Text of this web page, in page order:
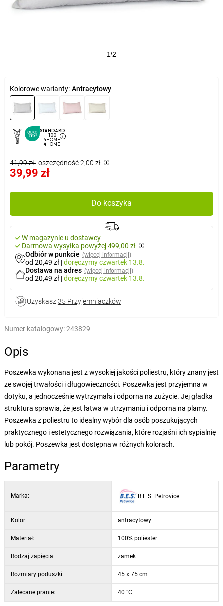
1/2
Kolorowe warianty: Antracytowy
STANDARD
100
4HOME
4HOME
41,99 zł oszczędność 2,00 zł
39,99 zł
Do koszyka
W magazynie u dostawcy
Darmowa wysyłka powyżej 499,00 zł
Odbiór w punkcie (więcej informacji)
od 20,49 zł |doręczymyczwartek 13.8.
Dostawa na adres (więcej informacji)
od 20,49 zł |doręczymyczwartek 13.8.
Uzyskasz 35 Przyjemniaczków
Numer katalogowy:243829
Opis
Poszewka wykonana jest z wysokiej jakości poliestru, który znany jest
ze swojej trwałości i długowieczności. Poszewka jest przyjemna w
dotyku, a jednocześnie wytrzymała i odporna na zużycie. Jej gładka
struktura sprawia, że jest łatwa w utrzymaniu i odporna na plamy.
Poszewka z poliestru to idealny wybór dla osób poszukujących
praktycznego i estetycznego rozwiązania, które rozjaśni ich sypialnię
lub pokój. Poszewka jest dostępna w różnych kolorach.
Parametry
Marka: B.E.S. Petrovice
Kolor: antracytowy
Materiał: 100% poliester
Rodzaj zapięcia: zamek
Rozmiary poduszki: 45 x 75 cm
Zalecane pranie: 40 °C